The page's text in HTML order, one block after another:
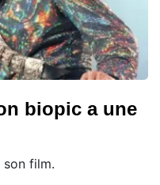
biopic a une
film.